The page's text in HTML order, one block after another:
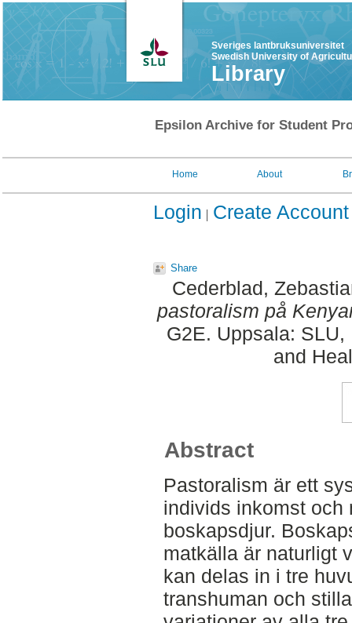
Sveriges lantbruksuniversitet
Swedish University of
Library
Epsilon Archive for Student
Home About
Login Create Account
Share
Cederblad,
pastoralism på
G2E. Uppsala:
and
Abstract
Pastoralism är ett
individs inkomst och
boskapsdjur.
matkälla är naturligt
kan delas in i tre
transhuman och